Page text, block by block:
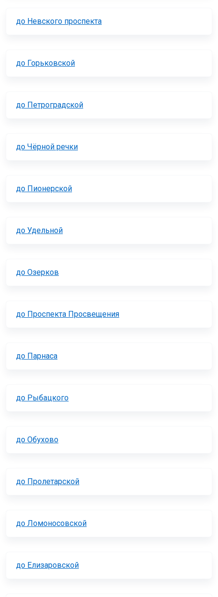
до Невского проспекта
до Горьковской
до Петроградской
до Чёрной речки
до Пионерской
до Удельной
до Озерков
до Проспекта Просвещения
до Парнаса
до Рыбацкого
до Обухово
до Пролетарской
до Ломоносовской
до Елизаровской